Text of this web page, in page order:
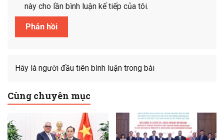
này cho lần bình luận kế tiếp của tôi.
Hãy là người đầu tiên bình luận trong bài
Cùng chuyên mục